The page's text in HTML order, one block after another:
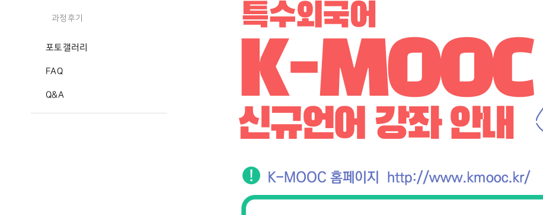
과정후기
포토갤러리
FAQ
Q&A